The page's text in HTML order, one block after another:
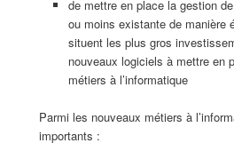
de mettre en place la gestion
ou moins existante de manière
situent les plus gros
nouveaux logiciels à mettre en
métiers à l’informatique
Parmi les nouveaux métiers à
importants :